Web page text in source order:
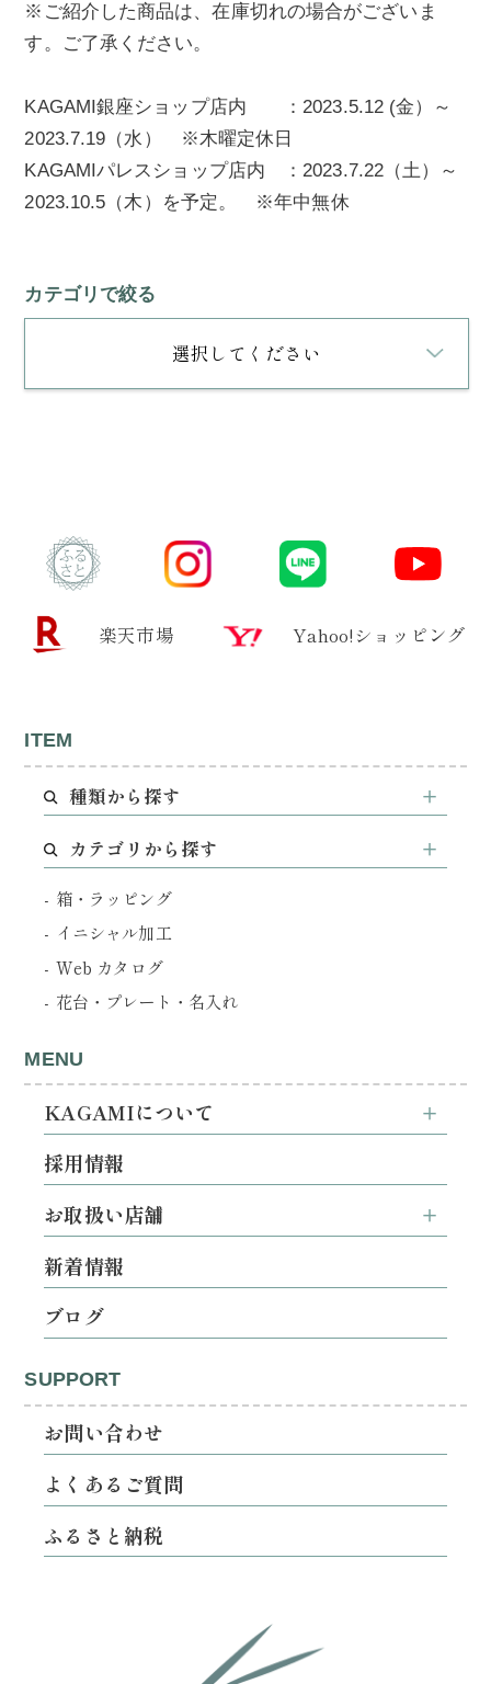
※ご紹介した商品は、在庫切れの場合がございま
す。ご了承ください。
KAGAMI銀座ショップ店内 ：2023.5.12 (金）～
2023.7.19（水） ※木曜定休日
KAGAMIパレスショップ店内 ：2023.7.22（土）～
2023.10.5（木）を予定。 ※年中無休
カテゴリで絞る
選択してください
楽天市場 Yahoo!ショッピング
ITEM
種類から探す
カテゴリから探す
箱・ラッピング
イニシャル加工
Web カタログ
花台・プレート・名入れ
MENU
KAGAMIについて
採用情報
お取扱い店舗
新着情報
ブログ
SUPPORT
お問い合わせ
よくあるご質問
ふるさと納税